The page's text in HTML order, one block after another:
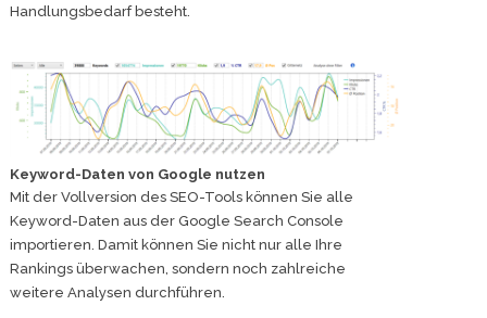
Handlungsbedarf besteht.
Keyword-Daten von Google nutzen
Mit der Vollversion des SEO-Tools können Sie alle
Keyword-Daten aus der Google Search Console
importieren. Damit können Sie nicht nur alle Ihre
Rankings überwachen, sondern noch zahlreiche
weitere Analysen durchführen.